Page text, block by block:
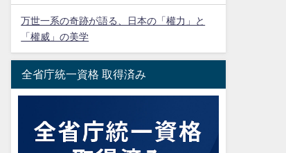
万世一系の奇跡が語る、日本の「權力」と
「權威」の美学
全省庁統一資格 取得済み